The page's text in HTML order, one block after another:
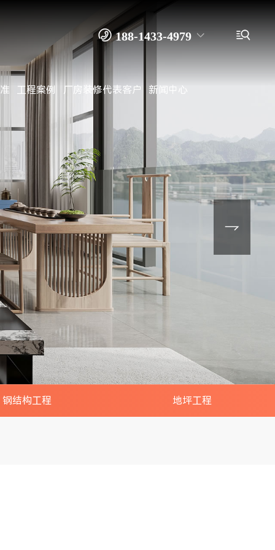

装修公司 办公室装修 写字楼装修
厂房装修 工厂装修 无尘车间装修
188-1433-4979
工程案例 厂房装修代表客户 新闻中心

钢结构工程 地坪工程